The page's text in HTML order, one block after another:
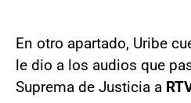
En otro apartado, Uribe
le dio a los audios que
Suprema de Justicia a